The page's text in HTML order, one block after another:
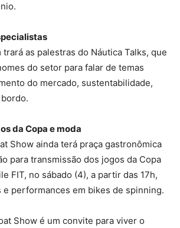
trará as palestras do Náutica Talks, que
do setor para falar de temas
do mercado, sustentabilidade,
da Copa e moda
Show ainda terá praça gastronômica
para transmissão dos jogos da Copa
FIT, no sábado (4), a partir das 17h,
e performances em bikes de spinning.
Show é um convite para viver o